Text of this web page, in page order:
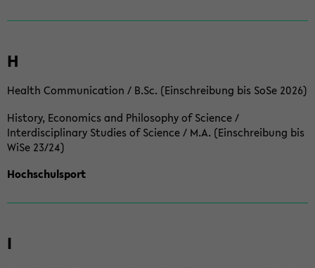
H
Health Communication / B.Sc. (Einschreibung bis SoSe 2026)
History, Economics and Philosophy of Science /
Interdisciplinary Studies of Science / M.A. (Einschreibung bis
WiSe 23/24)
Hochschulsport
I